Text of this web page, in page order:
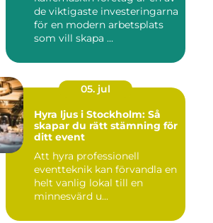
de viktigaste investeringarna
för en modern arbetsplats
som vill skapa ...
05. jul
Hyra ljus i Stockholm: Så
skapar du rätt stämning för
ditt event
Att hyra professionell
eventteknik kan förvandla en
helt vanlig lokal till en
minnesvärd u...